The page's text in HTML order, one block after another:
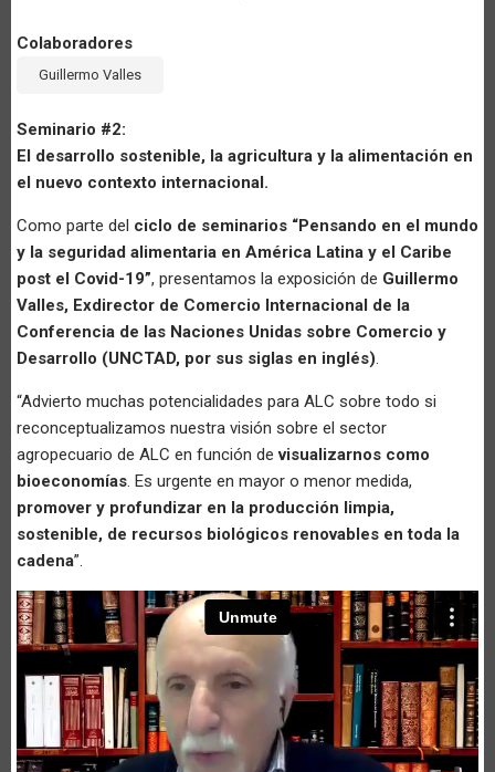
Colaboradores
Guillermo Valles
Seminario #2:
El desarrollo sostenible, la agricultura y la alimentación en
el nuevo contexto internacional.
Como parte del ciclo de seminarios “Pensando en el mundo
y la seguridad alimentaria en América Latina y el Caribe
post el Covid-19”, presentamos la exposición de Guillermo
Valles, Exdirector de Comercio Internacional de la
Conferencia de las Naciones Unidas sobre Comercio y
Desarrollo (UNCTAD, por sus siglas en inglés).
“Advierto muchas potencialidades para ALC sobre todo si
reconceptualizamos nuestra visión sobre el sector
agropecuario de ALC en función devisualizarnos como
bioeconomías. Es urgente en mayor o menor medida,
promover y profundizar en la producción limpia,
sostenible, de recursos biológicos renovables en toda la
cadena”.